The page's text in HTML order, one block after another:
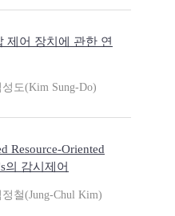
제어 장치에 관한 연
성도(Kim Sung-Do)
Resource-Oriented
의 감시제어
정철(Jung-Chul Kim)